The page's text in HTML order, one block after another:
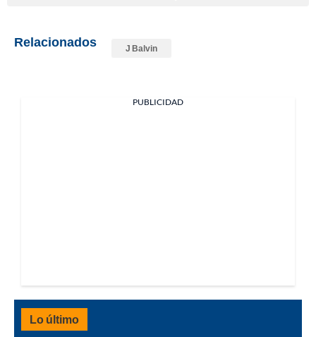
Relacionados J Balvin
PUBLICIDAD
Lo último